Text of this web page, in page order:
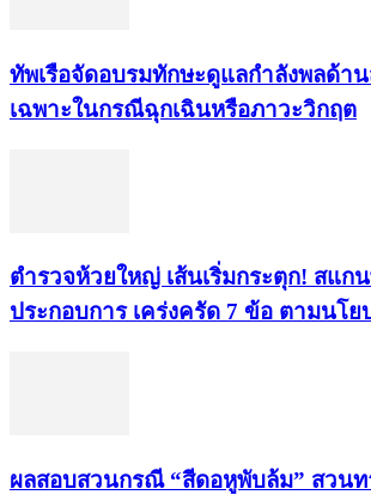
ทัพเรือจัดอบรมทักษะดูแลกำลังพลด้า
เฉพาะในกรณีฉุกเฉินหรือภาวะวิกฤต
ตำรวจห้วยใหญ่ เส้นเริ่มกระตุก! สแก
ประกอบการ เคร่งครัด 7 ข้อ ตามนโย
ผลสอบสวนกรณี “สีดอหูพับล้ม” สวนท